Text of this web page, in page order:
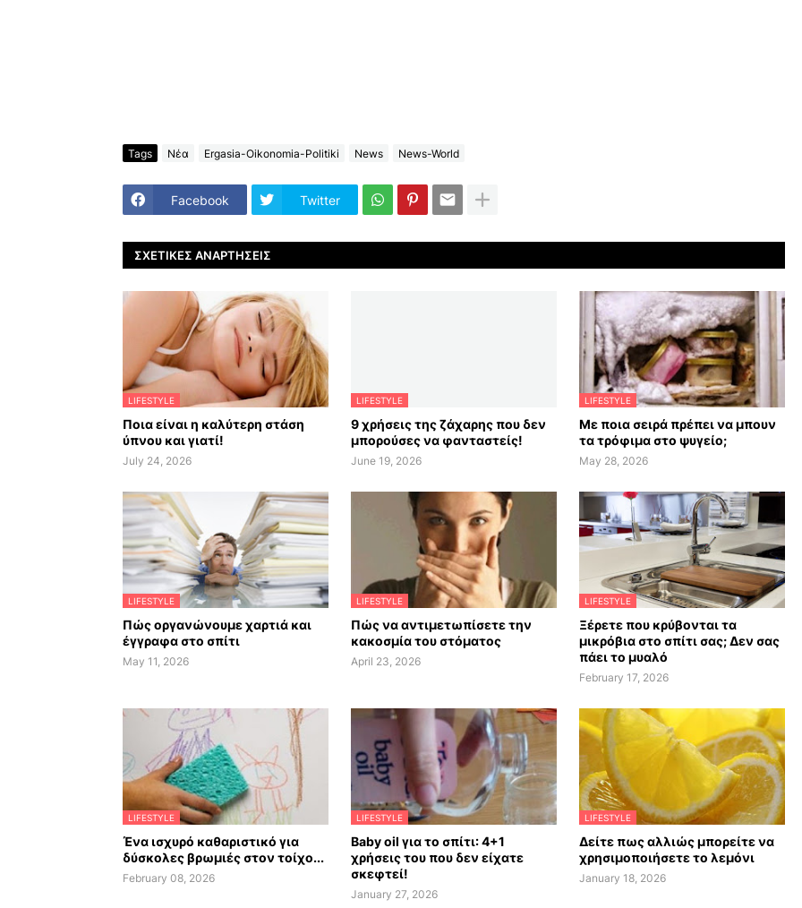
Tags Νέα Ergasia-Oikonomia-Politiki News News-World
Facebook Twitter
ΣΧΕΤΙΚΈΣ ΑΝΑΡΤΉΣΕΙΣ
LIFESTYLE
Ποια είναι η καλύτερη στάση
ύπνου και γιατί!
July 24, 2026
LIFESTYLE
9 χρήσεις της ζάχαρης που δεν
μπορούσες να φανταστείς!
June 19, 2026
LIFESTYLE
Με ποια σειρά πρέπει να μπουν
τα τρόφιμα στο ψυγείο;
May 28, 2026
LIFESTYLE
Πώς οργανώνουμε χαρτιά και
έγγραφα στο σπίτι
May 11, 2026
LIFESTYLE
Πώς να αντιμετωπίσετε την
κακοσμία του στόματος
April 23, 2026
LIFESTYLE
Ξέρετε που κρύβονται τα
μικρόβια στο σπίτι σας; Δεν σας
πάει το μυαλό
February 17, 2026
LIFESTYLE
Ένα ισχυρό καθαριστικό για
δύσκολες βρωμιές στον τοίχο...
February 08, 2026
LIFESTYLE
Baby oil για το σπίτι: 4+1
χρήσεις του που δεν είχατε
σκεφτεί!
January 27, 2026
LIFESTYLE
Δείτε πως αλλιώς μπορείτε να
χρησιμοποιήσετε το λεμόνι
January 18, 2026